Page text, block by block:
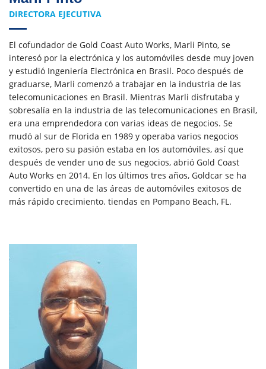
DIRECTORA EJECUTIVA
El cofundador de Gold Coast Auto Works, Marli Pinto, se
interesó por la electrónica y los automóviles desde muy joven
y estudió Ingeniería Electrónica en Brasil. Poco después de
graduarse, Marli comenzó a trabajar en la industria de las
telecomunicaciones en Brasil. Mientras Marli disfrutaba y
sobresalía en la industria de las telecomunicaciones en Brasil,
era una emprendedora con varias ideas de negocios. Se
mudó al sur de Florida en 1989 y operaba varios negocios
exitosos, pero su pasión estaba en los automóviles, así que
después de vender uno de sus negocios, abrió Gold Coast
Auto Works en 2014. En los últimos tres años, Goldcar se ha
convertido en una de las áreas de automóviles exitosos de
más rápido crecimiento. tiendas en Pompano Beach, FL.